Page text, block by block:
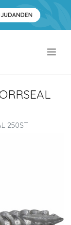
250ST